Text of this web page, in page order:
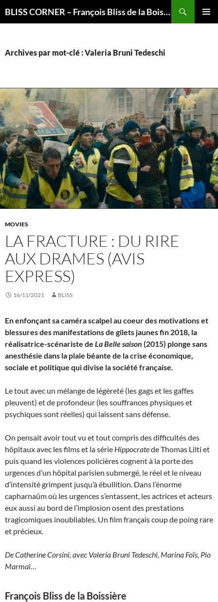
BLISS CORNER – François Bliss de la Boissière is here
Archives par mot-clé : Valeria Bruni Tedeschi
MOVIES
LA FRACTURE : DU RIRE
AUX DRAMES (AVIS
EXPRESS)
16/11/2021 BLISS
En enfonçant sa caméra scalpel au coeur des motivations et
blessures des manifestations de gilets jaunes fin 2018, la
réalisatrice-scénariste de La Belle saison (2015) plonge sans
anesthésie dans la plaie béante de la crise économique,
sociale et politique qui divise la société française.
Le tout avec un mélange de légèreté (les gags et les gaffes
pleuvent) et de profondeur (les souffrances physiques et
psychiques sont réelles) qui laissent sans défense.
On pensait avoir tout vu et tout compris des difficultés des
hôpitaux avec les films et la série Hippocratede Thomas Lilti et
puis quand les violences policières cognent à la porte des
urgences d’un hôpital parisien submergé, le réel et le niveau
d’intensité grimpent jusqu’à ébullition. Dans l’énorme
capharnaüm où les urgences s’entassent, les actrices et acteurs
eux aussi au bord de l’implosion osent des prestations
tragicomiques inoubliables. Un film français coup de poing rare
et précieux.
De Catherine Corsini, avec Valeria Bruni Tedeschi, Marina Foïs, Pio
Marmaï…
François Bliss de la Boissière